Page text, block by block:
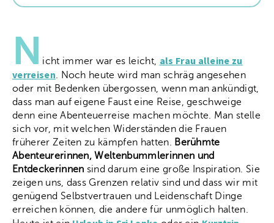
N icht immer war es leicht, als Frau alleine zu
verreisen. Noch heute wird man schräg angesehen
oder mit Bedenken übergossen, wenn man ankündigt,
dass man auf eigene Faust eine Reise, geschweige
denn eine Abenteuerreise machen möchte. Man stelle
sich vor, mit welchen Widerständen die Frauen
früherer Zeiten zu kämpfen hatten. Berühmte
Abenteurerinnen, Weltenbummlerinnen und
Entdeckerinnen sind darum eine große Inspiration. Sie
zeigen uns, dass Grenzen relativ sind und dass wir mit
genügend Selbstvertrauen und Leidenschaft Dinge
erreichen können, die andere für unmöglich halten.